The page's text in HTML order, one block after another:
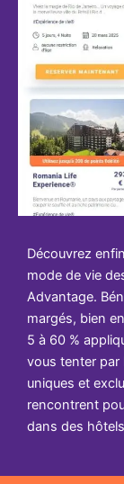
Découvrez
mode de vie
Advantage.
margés, bien
5 à 60 %
vous tenter par
uniques et
rencontrent
dans des